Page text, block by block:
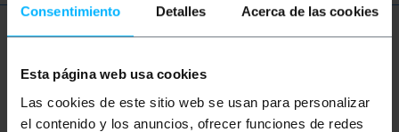
Consentimiento Detalles Acerca de las cookies
Esta página web usa cookies
Las cookies de este sitio web se usan para personalizar
el contenido y los anuncios, ofrecer funciones de redes
Ulteriori informazioni
Descrizione